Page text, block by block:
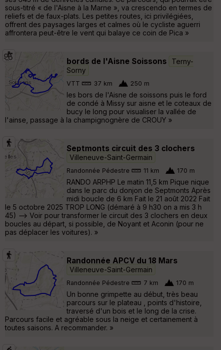
sous-titré « de l'Aisne à la Marne », va crescendo en termes de
reliefs et de faux-plats. Les petites routes, ici privilégiées,
offrent des paysages larges et calmes où le cycliste aguerri
affrontera peut-être le vent qui balaye ce coin de Pica »
bords de l'Aisne Soissons
Terny-
Sorny
VTT 37 km 250 m
les bors de l'Aisne de soissons puis le ford
de condé à Missy sur aisne et le coteaux de
bucy le long pour visualiser la vallée de
l'ainse, passage à la champignognère de CROUY »
Septmonts circuit des 3 clochers
Villeneuve-Saint-Germain
Randonnée Pédestre 11 km 170 m
RANDO ARPHP Le matin 11,5 km Pique nique
dans le parc du donjon de Septmonts Après
midi boucle de 6 km Fait le 21 août 2022 Fait
le 5 octobre 2025 TROP LONG (démaré à 9 h30 on a mis 3 h
45) --> Voir pour transformer le circuit des 3 clochers en deux
boucles au départ, si possible, de Noyant et Aconin (pour ne
pas déplacer les voitures). »
Randonnée APCV du 18 Mars
Villeneuve-Saint-Germain
Randonnée Pédestre 7 km 170 m
Un bonne grimpette au début, très beau
parcours sur le plateau , points d'histoire,
traversé d'un bois et le long de la crise.
Parcours facile et agréable sous la neige et certainement à
toutes saisons. A recommander. »